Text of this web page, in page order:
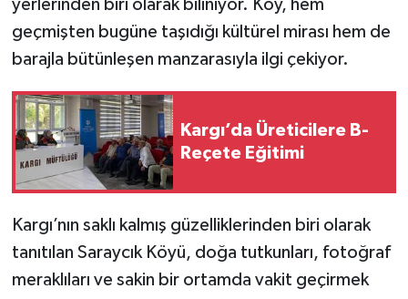
yerlerinden biri olarak biliniyor. Köy, hem
geçmişten bugüne taşıdığı kültürel mirası hem de
barajla bütünleşen manzarasıyla ilgi çekiyor.
Kargı’da Üreticilere B-
Reçete Eğitimi
Kargı’nın saklı kalmış güzelliklerinden biri olarak
tanıtılan Saraycık Köyü, doğa tutkunları, fotoğraf
meraklıları ve sakin bir ortamda vakit geçirmek